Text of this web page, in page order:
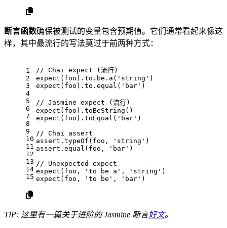
断言函数确保被测试的变量包含预期值。它们通常看起来像这
样，其中最流行的写法莫过于前两种方式：
1
2
3
4
5
6
7
8
9
10
11
12
13
14
15
// Chai expect (流行)
expect (foo). to . be . a ( 'string' )
expect (foo). to . equal ( 'bar' )
// Jasmine expect (流行)
expect (foo). toBeString ()
expect (foo). toEqual ( 'bar' )
// Chai assert
assert. typeOf (foo, 'string' )
assert. equal (foo, 'bar' )
// Unexpected expect
expect (foo, 'to be a' , 'string' )
expect (foo, 'to be' , 'bar' )
TIP: 这里有一篇关于进阶的 Jasmine 断言好文。